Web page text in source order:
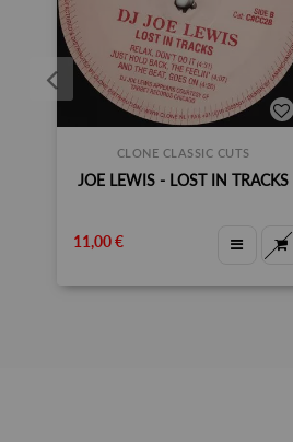
CLONE CLASSIC CUTS
JOE LEWIS - LOST IN TRACKS
11,00 €